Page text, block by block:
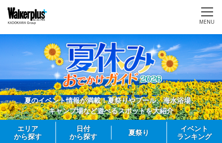
MENU
夏のイベント情報が満載！夏祭りやプール、海水浴場、
キャンプ場など遊べるスポットを大紹介
エリア
から探す
日付
から探す
夏祭り
イベント
ランキング